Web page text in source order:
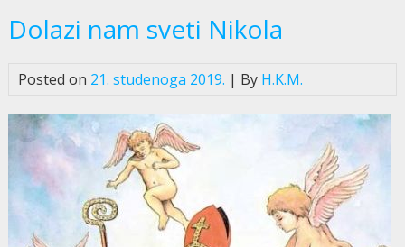
Dolazi nam sveti Nikola
Posted on 21. studenoga 2019. | By H.K.M.